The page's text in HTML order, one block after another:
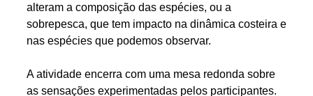
alteram a composição das espécies, ou a
sobrepesca, que tem impacto na dinâmica costeira e
nas espécies que podemos observar.
A atividade encerra com uma mesa redonda sobre
as sensações experimentadas pelos participantes.